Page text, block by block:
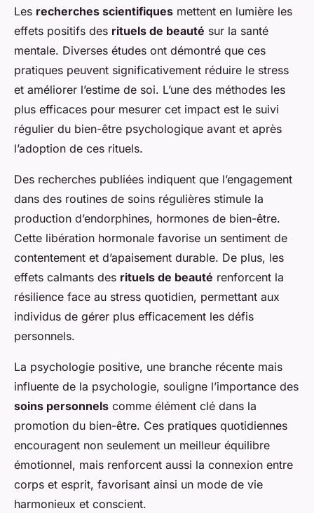
Les recherches scientifiques mettent en lumière les
effets positifs des rituels de beauté sur la santé
mentale. Diverses études ont démontré que ces
pratiques peuvent significativement réduire le stress
et améliorer l’estime de soi. L’une des méthodes les
plus efficaces pour mesurer cet impact est le suivi
régulier du bien-être psychologique avant et après
l’adoption de ces rituels.
Des recherches publiées indiquent que l’engagement
dans des routines de soins régulières stimule la
production d’endorphines, hormones de bien-être.
Cette libération hormonale favorise un sentiment de
contentement et d’apaisement durable. De plus, les
effets calmants des rituels de beauté renforcent la
résilience face au stress quotidien, permettant aux
individus de gérer plus efficacement les défis
personnels.
La psychologie positive, une branche récente mais
influente de la psychologie, souligne l’importance des
soins personnels comme élément clé dans la
promotion du bien-être. Ces pratiques quotidiennes
encouragent non seulement un meilleur équilibre
émotionnel, mais renforcent aussi la connexion entre
corps et esprit, favorisant ainsi un mode de vie
harmonieux et conscient.